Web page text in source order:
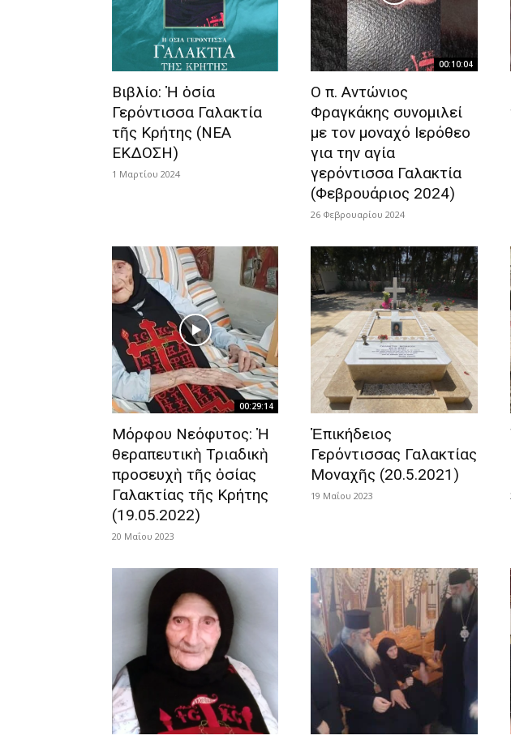
Βιβλίο: Ἡ ὁσία
Γερόντισσα Γαλακτία
τῆς Κρήτης (ΝΕΑ
ΕΚΔΟΣΗ)
1 Μαρτίου 2024
00:10:04
Ο π. Αντώνιος
Φραγκάκης συνομιλεί
με τον μοναχό Ιερόθεο
για την αγία
γερόντισσα Γαλακτία
(Φεβρουάριος 2024)
26 Φεβρουαρίου 2024
00:29:14
Μόρφου Νεόφυτος: Ἡ
θεραπευτικὴ Τριαδικὴ
προσευχὴ τῆς ὁσίας
Γαλακτίας τῆς Κρήτης
(19.05.2022)
20 Μαΐου 2023
Ἐπικήδειος
Γερόντισσας Γαλακτίας
Μοναχῆς (20.5.2021)
19 Μαΐου 2023